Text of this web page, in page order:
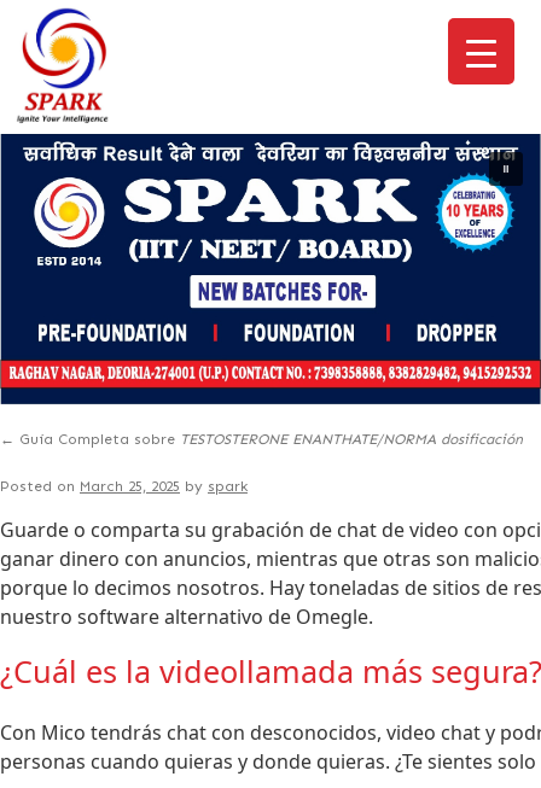
← Guía Completa sobre TESTOSTERONE ENANTHATE/NORMA dosificación
Posted on March 25, 2025 by spark
Guarde o comparta su grabación de chat de video con
ganar dinero con anuncios, mientras que otras son
porque lo decimos nosotros. Hay toneladas de sitios de
nuestro software alternativo de Omegle.
¿Cuál es la videollamada más segura?
Con Mico tendrás chat con desconocidos, video chat y
personas cuando quieras y donde quieras. ¿Te sientes